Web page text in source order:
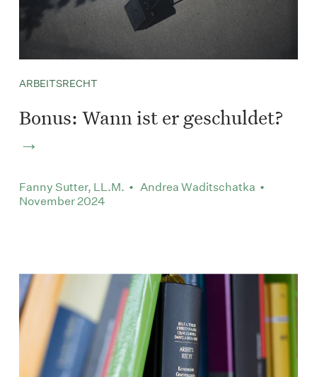
ARBEITSRECHT
Bonus: Wann ist er geschuldet?
Fanny Sutter, LL.M. • Andrea Waditschatka •
November 2024